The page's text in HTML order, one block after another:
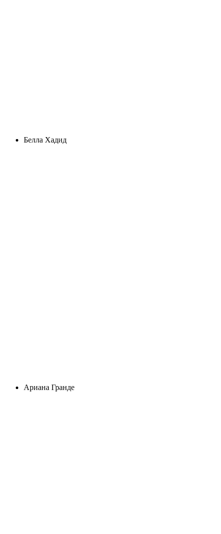
Белла Хадид
Ариана Гранде